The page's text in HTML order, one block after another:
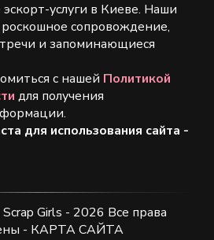
услуги в Киеве. Наши
сопровождение,
и запоминающиеся
с нашей Политикой
для получения
для использования сайта -
Girls - 2026 Все права
- КАРТА САЙТА